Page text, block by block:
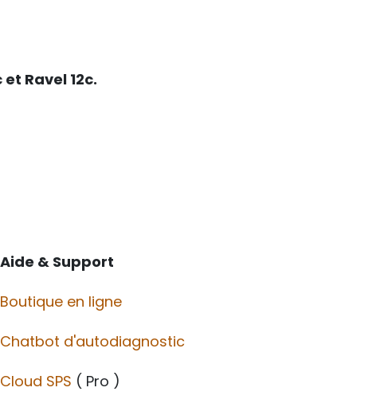
Ravel 12c.
Aide & Support
Boutique en ligne
Chatbot d'autodiagnostic
Cloud SPS ( Pro )